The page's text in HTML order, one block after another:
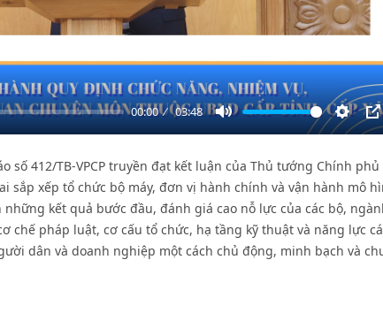
00:00 03:48
Mute
số 412/TB-VPCP truyền đạt kết luận của Thủ tướng Chính phủ
xếp tổ chức bộ máy, đơn vị hành chính và vận hành mô
kết quả bước đầu, đánh giá cao nỗ lực của các bộ,
pháp luật, cơ cấu tổ chức, hạ tầng kỹ thuật và năng lực
dân và doanh nghiệp một cách chủ động, minh bạch và